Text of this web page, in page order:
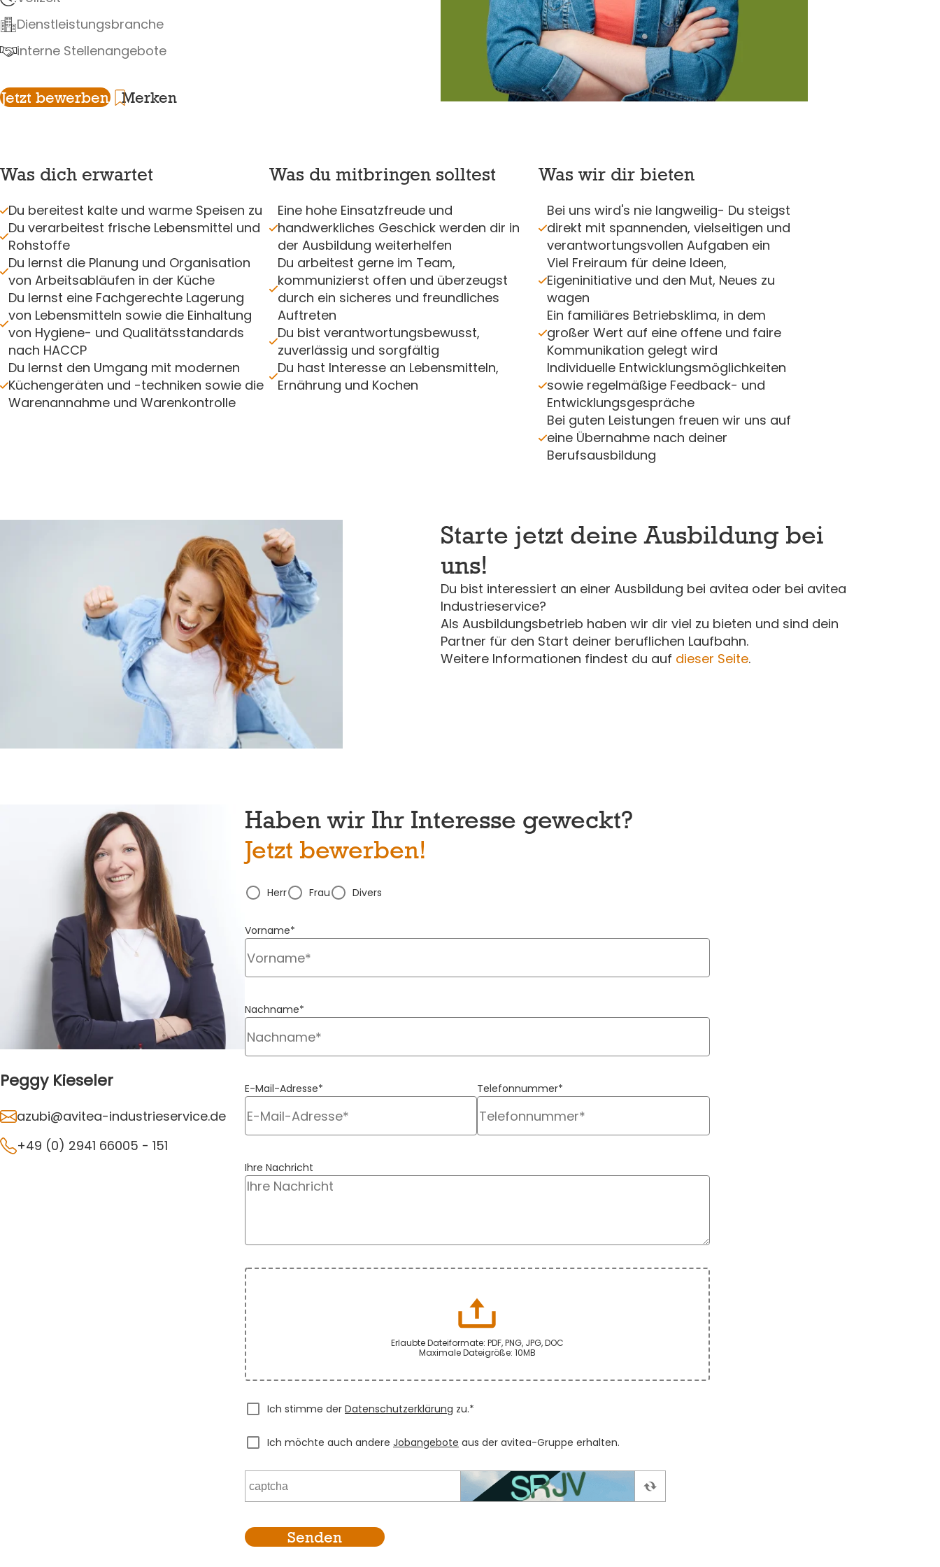
Dienstleistungsbranche
interne Stellenangebote
Jetzt bewerben Merken
Was dich erwartet
Du bereitest kalte und warme Speisen zu
Du verarbeitest frische Lebensmittel und
Rohstoffe
Du lernst die Planung und Organisation
von Arbeitsabläufen in der Küche
Du lernst eine Fachgerechte Lagerung
von Lebensmitteln sowie die Einhaltung
von Hygiene- und Qualitätsstandards
nach HACCP
Du lernst den Umgang mit modernen
Küchengeräten und -techniken sowie die
Warenannahme und Warenkontrolle
Was du mitbringen solltest
Eine hohe Einsatzfreude und
handwerkliches Geschick werden dir in
der Ausbildung weiterhelfen
Du arbeitest gerne im Team,
kommunizierst offen und überzeugst
durch ein sicheres und freundliches
Auftreten
Du bist verantwortungsbewusst,
zuverlässig und sorgfältig
Du hast Interesse an Lebensmitteln,
Ernährung und Kochen
Was wir dir bieten
Bei uns wird's nie langweilig- Du steigst
direkt mit spannenden, vielseitigen und
verantwortungsvollen Aufgaben ein
Viel Freiraum für deine Ideen,
Eigeninitiative und den Mut, Neues zu
wagen
Ein familiäres Betriebsklima, in dem
großer Wert auf eine offene und faire
Kommunikation gelegt wird
Individuelle Entwicklungsmöglichkeiten
sowie regelmäßige Feedback- und
Entwicklungsgespräche
Bei guten Leistungen freuen wir uns auf
eine Übernahme nach deiner
Berufsausbildung
Starte jetzt deine Ausbildung bei
uns!
Du bist interessiert an einer Ausbildung bei avitea oder bei avitea
Industrieservice?
Als Ausbildungsbetrieb haben wir dir viel zu bieten und sind dein
Partner für den Start deiner beruflichen Laufbahn.
Weitere Informationen findest du auf dieser Seite.
Peggy Kieseler
azubi@avitea-industrieservice.de
+49 (0) 2941 66005 - 151
Haben wir Ihr Interesse geweckt?
Jetzt bewerben!
Herr Frau Divers
Vorname*
Nachname*
E-Mail-Adresse* Telefonnummer*
Ihre Nachricht
Erlaubte Dateiformate: PDF, PNG, JPG, DOC
Maximale Dateigröße: 10MB
Ich stimme der Datenschutzerklärung zu.*
Ich möchte auch andere Jobangebote aus der avitea-Gruppe erhalten.
Senden